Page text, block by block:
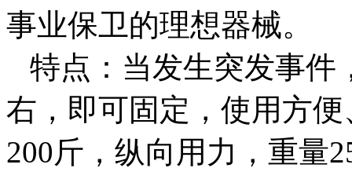
事业保卫的理想器械。
特点：当发生突发事件
右，即可固定，使用方
200斤，纵向用力，重量